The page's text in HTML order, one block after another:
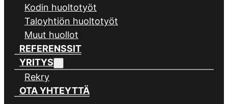
Kodin huoltotyöt
Taloyhtiön huoltotyöt
Muut huollot
REFERENSSIT
YRITYS
Rekry
OTA YHTEYTTÄ